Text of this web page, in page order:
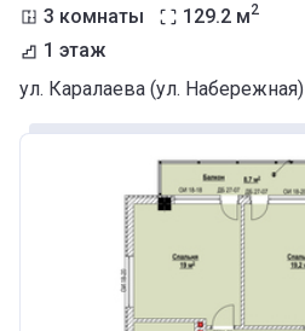
3 комнаты 129.2 м2
1 этаж
ул. Каралаева (ул. Набережная)